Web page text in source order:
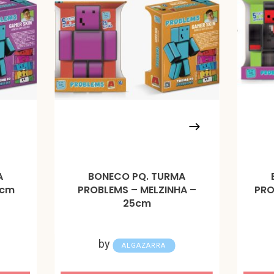
BONECO PQ. TURMA
PROBLEMS – MELZINHA –
25cm
by ALGAZARRA